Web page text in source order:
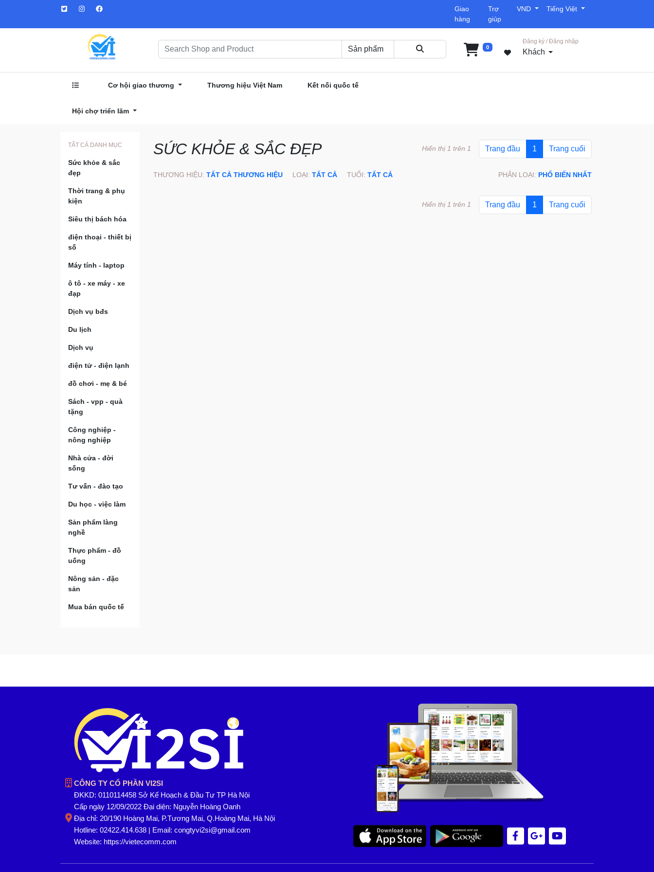
Giao
hàng
Trợ
giúp
VND Tiếng Việt
0
Đăng ký / Đăng nhập
Khách
Cơ hội giao thương Thương hiệu Việt Nam Kết nối quốc tế
Hội chợ triển lãm
TẤT CẢ DANH MỤC
Sức khỏe & sắc
đẹp
Thời trang & phụ
kiện
Siêu thị bách hóa
điện thoại - thiết bị
số
Máy tính - laptop
ô tô - xe máy - xe
đạp
Dịch vụ bđs
Du lịch
Dịch vụ
điện tử - điện lạnh
đồ chơi - mẹ & bé
Sách - vpp - quà
tặng
Công nghiệp -
nông nghiệp
Nhà cửa - đời
sống
Tư vấn - đào tạo
Du học - việc làm
Sản phẩm làng
nghề
Thực phẩm - đồ
uống
Nông sản - đặc
sản
Mua bán quốc tế
SỨC KHỎE & SẮC ĐẸP Trang đầu 1 Trang cuối
Hiển thị 1 trên 1
THƯƠNG HIỆU: TẤT CẢ THƯƠNG HIỆU LOẠI: TẤT CẢ TUỔI: TẤT CẢ PHÂN LOẠI: PHỔ BIẾN NHẤT
Trang đầu 1 Trang cuối
Hiển thị 1 trên 1
CÔNG TY CỔ PHẦN VI2SI
ĐKKD: 0110114458 Sở Kế Hoạch & Đầu Tư TP Hà Nội
Cấp ngày 12/09/2022 Đại diện: Nguyễn Hoàng Oanh
Địa chỉ: 20/190 Hoàng Mai, P.Tương Mai, Q.Hoàng Mai, Hà Nội
Hotline: 02422.414.638 | Email: congtyvi2si@gmail.com
Website: https://vietecomm.com